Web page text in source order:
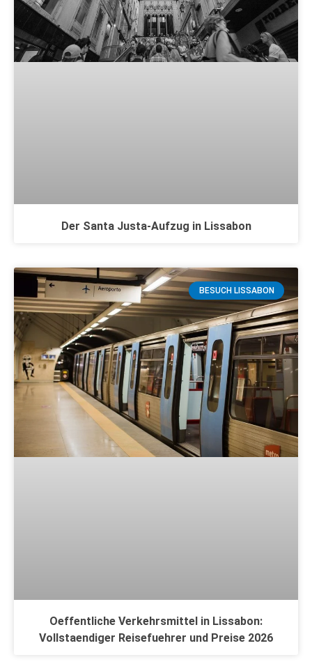
Der Santa Justa-Aufzug in Lissabon
BESUCH LISSABON
Oeffentliche Verkehrsmittel in Lissabon:
Vollstaendiger Reisefuehrer und Preise 2026